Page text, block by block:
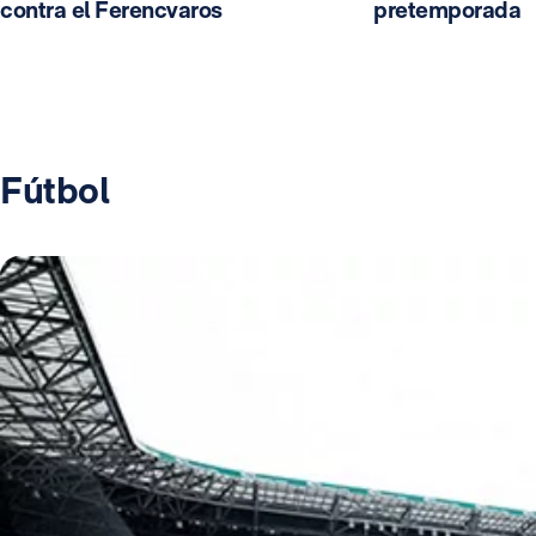
contra el Ferencvaros pretemporada
Fútbol